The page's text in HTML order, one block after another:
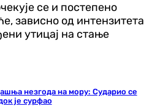
се и постепено
зависно од интензитета
утицај на стање
незгода на мору: Сударио се
је сурфао